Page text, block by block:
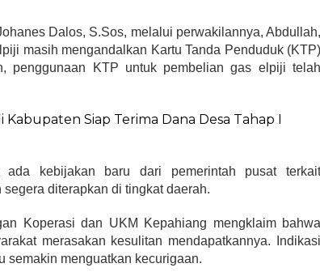
Dalos, S.Sos, melalui perwakilannya, Abdullah,
masih mengandalkan Kartu Tanda Penduduk (KTP)
penggunaan KTP untuk pembelian gas elpiji telah
Kabupaten Siap Terima Dana Desa Tahap I
ada kebijakan baru dari pemerintah pusat terkait
diterapkan di tingkat daerah.
Koperasi dan UKM Kepahiang mengklaim bahwa
merasakan kesulitan mendapatkannya. Indikasi
semakin menguatkan kecurigaan.